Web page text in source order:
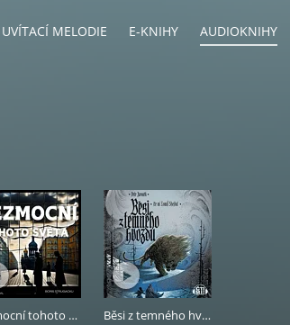
UVÍTACÍ MELODIE E-KNIHY AUDIOKNIHY
Bezmocní tohoto světa Běsi z temného hvozdu